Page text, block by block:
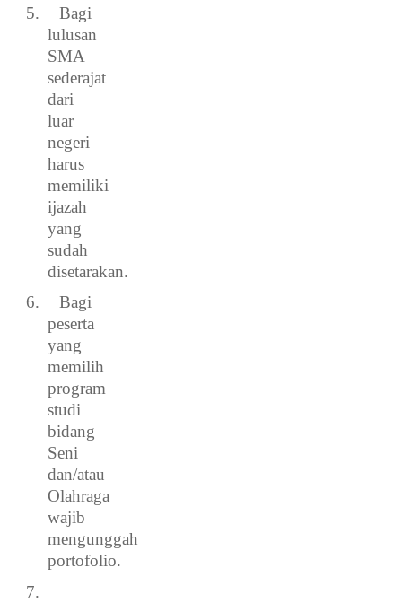
5.
Bagi
lulusan
SMA
sederajat
dari
luar
negeri
harus
memiliki
ijazah
yang
sudah
disetarakan.
6.
Bagi
peserta
yang
memilih
program
studi
bidang
Seni
dan/atau
Olahraga
wajib
mengunggah
portofolio.
7.